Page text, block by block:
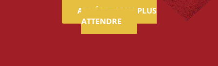
ADHÉREZ SANS PLUS
ATTENDRE